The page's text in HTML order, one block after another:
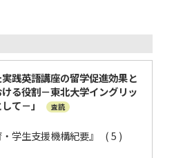
実践英語講座の留学促進効果と
る役割－東北大学イングリッ
て－」
査読
・学生支援機構紀要』 ( 5 )